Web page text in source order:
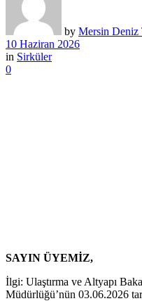
by Mersin Deniz
10 Haziran 2026
in Sirküler
0
SAYIN ÜYEMİZ,
İlgi: Ulaştırma ve Altyapı
Müdürlüğü’nün 03.06.2026